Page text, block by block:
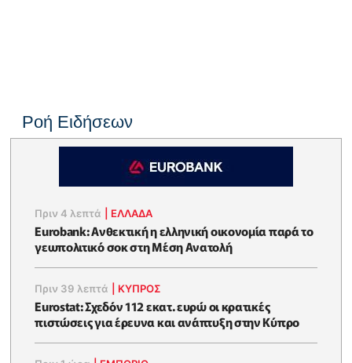
Ροή Ειδήσεων
Πριν 4 λεπτά ΕΛΛΆΔΑ
Eurobank: Ανθεκτική η ελληνική οικονομία παρά το
γεωπολιτικό σοκ στη Μέση Ανατολή
Πριν 39 λεπτά ΚΥΠΡΟΣ
Eurostat: Σχεδόν 112 εκατ. ευρώ οι κρατικές
πιστώσεις για έρευνα και ανάπτυξη στην Κύπρο